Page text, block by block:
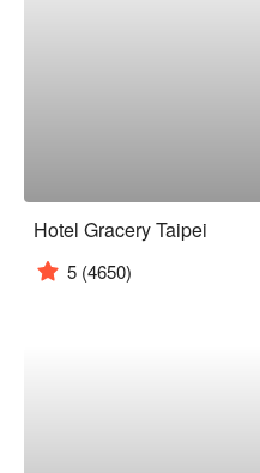
Hotel Gracery Taipei
5 (4650)